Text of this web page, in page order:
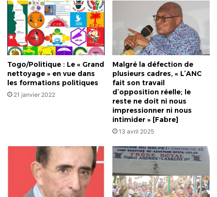
Togo/Politique : Le « Grand
nettoyage » en vue dans
les formations politiques
21 janvier 2022
Malgré la défection de
plusieurs cadres, « L’ANC
fait son travail
d’opposition réelle; le
reste ne doit ni nous
impressionner ni nous
intimider » [Fabre]
13 avril 2025